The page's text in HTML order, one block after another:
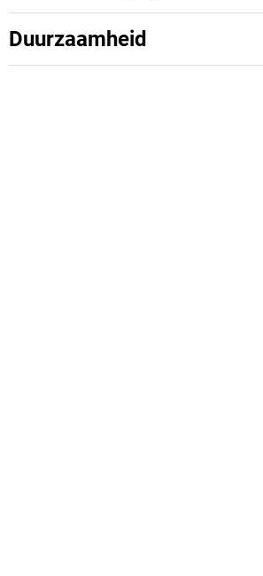
Duurzaamheid